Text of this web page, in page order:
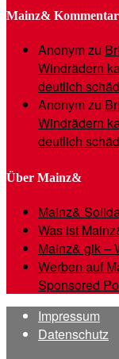
Mainz&
Anonymzu
Windrädern
deutlich
Anonymzu
Windrädern
deutlich
Über Mainz&
Mainz&
Was ist
Mainz& gik –
Werben auf
Sponsored
Impressum
Datenschutz